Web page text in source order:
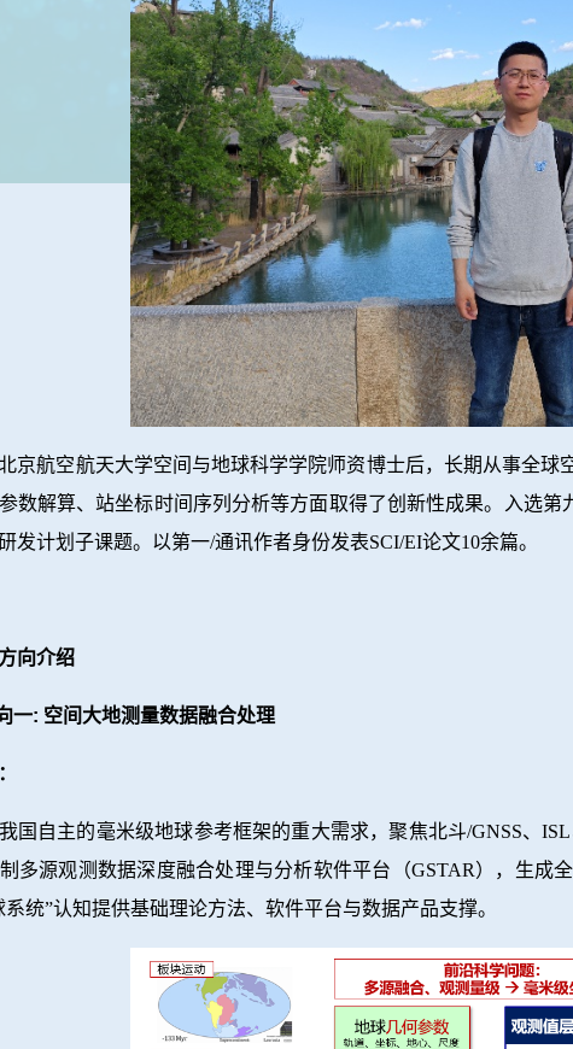
京航空航天大学空间与地球科学学院师资博士后，长期从事全
数解算、站坐标时间序列分析等方面取得了创新性成果。入选
发计划子课题。以第一/通讯作者身份发表SCI/EI论文10余篇。
向介绍
一: 空间大地测量数据融合处理
国自主的毫米级地球参考框架的重大需求，聚焦北斗/GNSS、
多源观测数据深度融合处理与分析软件平台（GSTAR），生成
系统”认知提供基础理论方法、软件平台与数据产品支撑。